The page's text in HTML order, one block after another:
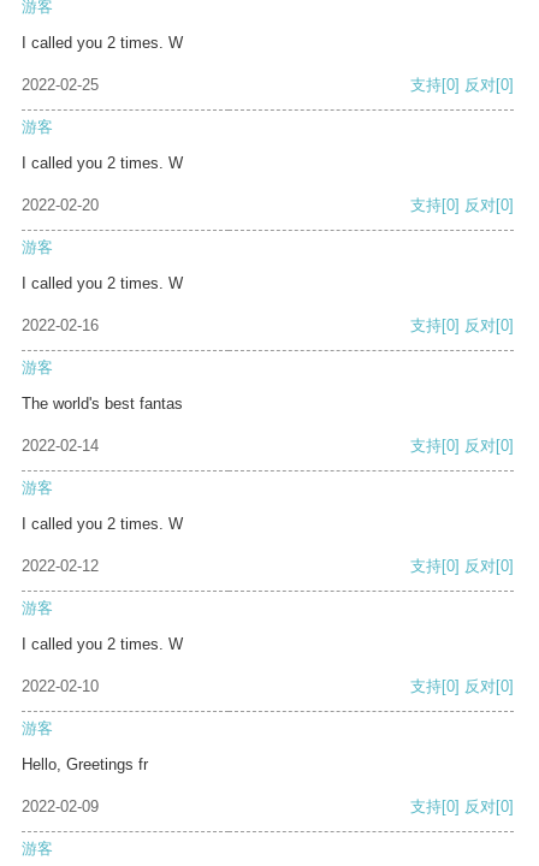
游客
I called you 2 times. W
2022-02-25 支持[0] 反对[0]
游客
I called you 2 times. W
2022-02-20 支持[0] 反对[0]
游客
I called you 2 times. W
2022-02-16 支持[0] 反对[0]
游客
The world's best fantas
2022-02-14 支持[0] 反对[0]
游客
I called you 2 times. W
2022-02-12 支持[0] 反对[0]
游客
I called you 2 times. W
2022-02-10 支持[0] 反对[0]
游客
Hello, Greetings fr
2022-02-09 支持[0] 反对[0]
游客